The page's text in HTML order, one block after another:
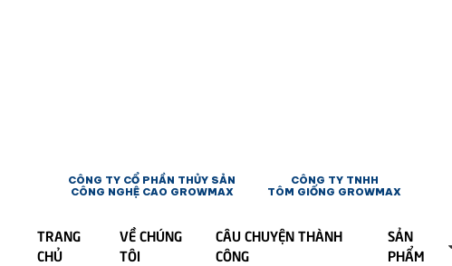
CÔNG TY CỔ PHẦN THỦY SẢN
CÔNG NGHỆ CAO GROWMAX
CÔNG TY TNHH
TÔM GIỐNG GROWMAX
TRANG
CHỦ
VỀ CHÚNG
TÔI
CÂU CHUYỆN THÀNH
CÔNG
SẢN
PHẨM